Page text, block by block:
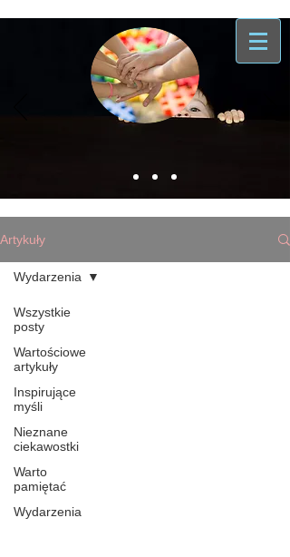
Artykuły
Wszystkie
posty
Wartościowe
artykuły
Inspirujące
myśli
Nieznane
ciekawostki
Warto
pamiętać
Wydarzenia
Wydarzenia